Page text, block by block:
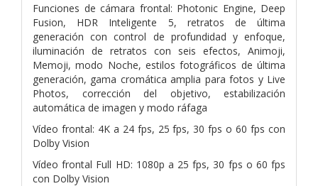
Funciones de cámara frontal: Photonic Engine, Deep
Fusion, HDR Inteligente 5, retratos de última
generación con control de profundidad y enfoque,
iluminación de retratos con seis efectos, Animoji,
Memoji, modo Noche, estilos fotográficos de última
generación, gama cromática amplia para fotos y Live
Photos, corrección del objetivo, estabilización
automática de imagen y modo ráfaga
Vídeo frontal: 4K a 24 fps, 25 fps, 30 fps o 60 fps con
Dolby Vision
Vídeo frontal Full HD: 1080p a 25 fps, 30 fps o 60 fps
con Dolby Vision